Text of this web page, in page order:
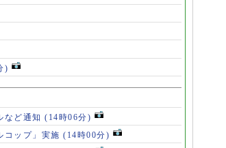
)
など通知 (14時06分)
コップ」実施 (14時00分)